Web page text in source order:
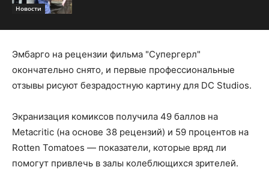
Новости
Эмбарго на рецензии фильма "Супергерл"
окончательно снято, и первые профессиональные
отзывы рисуют безрадостную картину для DC Studios.
Экранизация комиксов получила 49 баллов на
Metacritic (на основе 38 рецензий) и 59 процентов на
Rotten Tomatoes — показатели, которые вряд ли
помогут привлечь в залы колеблющихся зрителей.